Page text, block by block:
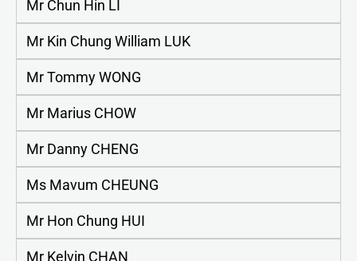
Mr Chun Hin LI
Mr Kin Chung William LUK
Mr Tommy WONG
Mr Marius CHOW
Mr Danny CHENG
Ms Mavum CHEUNG
Mr Hon Chung HUI
Mr Kelvin CHAN